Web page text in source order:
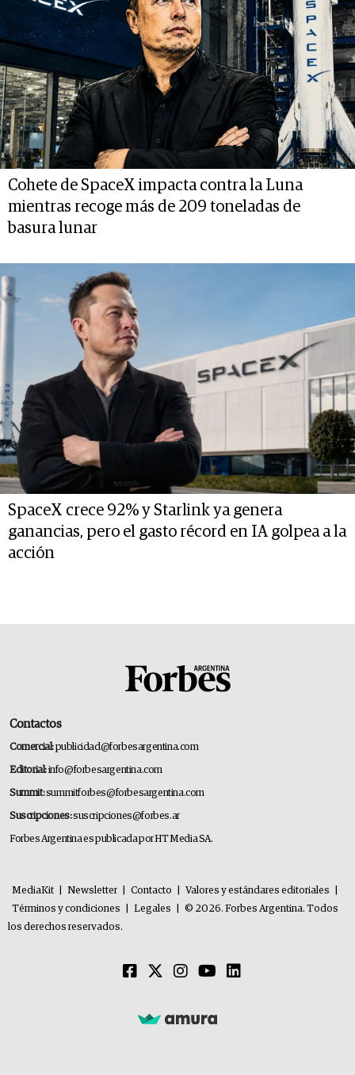
Cohete de SpaceX impacta contra la Luna
mientras recoge más de 209 toneladas de
basura lunar
SpaceX crece 92% y Starlink ya genera
ganancias, pero el gasto récord en IA golpea a la
acción
Contactos
Comercial:publicidad@forbesargentina.com
Editorial:info@forbesargentina.com
Summit:summitforbes@forbesargentina.com
Suscripciones:suscripciones@forbes.ar
Forbes Argentina es publicada por HT Media SA.
MediaKit Newsletter Contacto Valores y estándares editoriales
Términos y condiciones
Legales
© 2026. Forbes Argentina. Todos
los derechos reservados.